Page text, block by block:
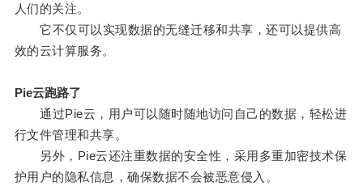
人们的关注。
它不仅可以实现数据的无缝迁移和共享，还可以提供高
效的云计算服务。
Pie云跑路了
通过Pie云，用户可以随时随地访问自己的数据，轻松进
行文件管理和共享。
另外，Pie云还注重数据的安全性，采用多重加密技术保
护用户的隐私信息，确保数据不会被恶意侵入。